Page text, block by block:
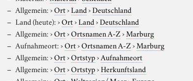
Allgemein:›Ort›Land›Deutschland
Land (heute):›Ort›Land›Deutschland
Allgemein:›Ort›Ortsnamen A-Z›Marburg
Aufnahmeort:›Ort›Ortsnamen A-Z›Marburg
Allgemein:›Ort›Ortstyp›Aufnahmeort
Allgemein:›Ort›Ortstyp›Herkunftsland